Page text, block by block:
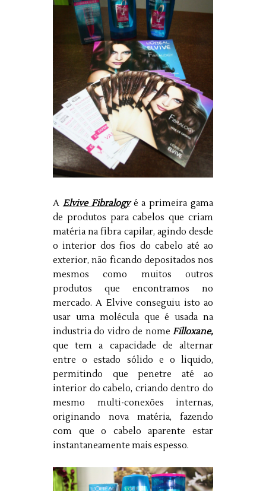
A Elvive Fibralogyé a primeira gama
de produtos para cabelos que criam
matéria na fibra capilar, agindo desde
o interior dos fios do cabelo até ao
exterior, não ficando depositados nos
mesmos como muitos outros
produtos que encontramos no
mercado. A Elvive conseguiu isto ao
usar uma molécula que é usada na
industria do vidro de nome Filloxane,
que tem a capacidade de alternar
entre o estado sólido e o liquido,
permitindo que penetre até ao
interior do cabelo, criando dentro do
mesmo multi-conexões internas,
originando nova matéria, fazendo
com que o cabelo aparente estar
instantaneamente mais espesso.